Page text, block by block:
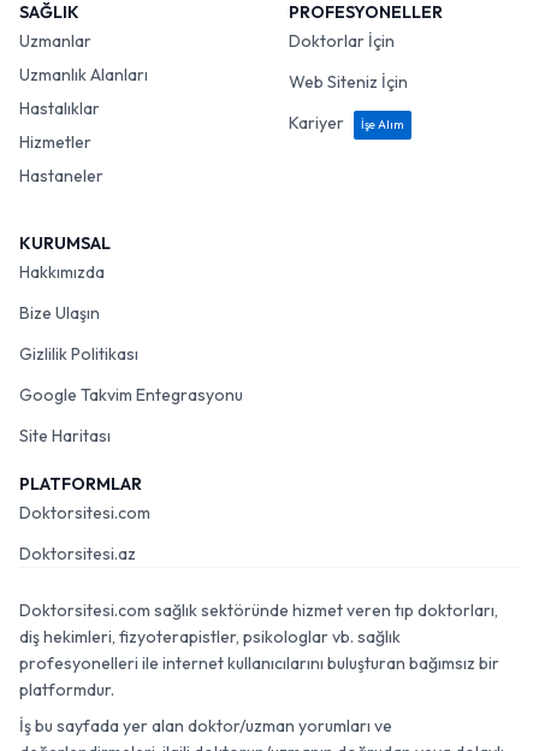
SAĞLIK
Uzmanlar
Uzmanlık Alanları
Hastalıklar
Hizmetler
Hastaneler
PROFESYONELLER
Doktorlar İçin
Web Siteniz İçin
Kariyer
İşe Alım
KURUMSAL
Hakkımızda
Bize Ulaşın
Gizlilik Politikası
Google Takvim Entegrasyonu
Site Haritası
PLATFORMLAR
Doktorsitesi.com
Doktorsitesi.az
Doktorsitesi.com sağlık sektöründe hizmet veren tıp doktorları,
diş hekimleri, fizyoterapistler, psikologlar vb. sağlık
profesyonelleri ile internet kullanıcılarını buluşturan bağımsız bir
platformdur.
İş bu sayfada yer alan doktor/uzman yorumları ve